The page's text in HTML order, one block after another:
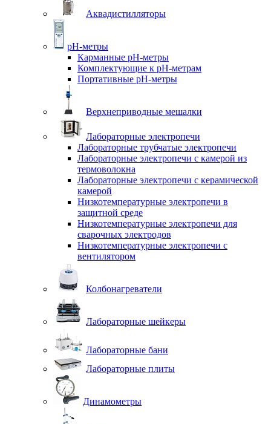
Аквадистилляторы
pH-метры
Карманные pH-метры
Комплектующие к pH-метрам
Портативные pH-метры
Верхнеприводные мешалки
Лабораторные электропечи
Лабораторные трубчатые электропечи
Лабораторные электропечи с камерой из
термоволокна
Лабораторные электропечи с керамической
камерой
Низкотемпературные электропечи в
защитной среде
Низкотемпературные электропечи для
cварочных электродов
Низкотемпературные электропечи с
вентилятором
Колбонагреватели
Лабораторные шейкеры
Лабораторные бани
Лабораторные плиты
Динамометры